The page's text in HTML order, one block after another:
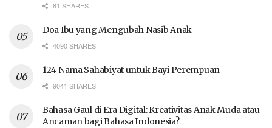
81 SHARES
Doa Ibu yang Mengubah Nasib Anak
4090 SHARES
124 Nama Sahabiyat untuk Bayi Perempuan
9041 SHARES
Bahasa Gaul di Era Digital: Kreativitas Anak Muda atau
Ancaman bagi Bahasa Indonesia?